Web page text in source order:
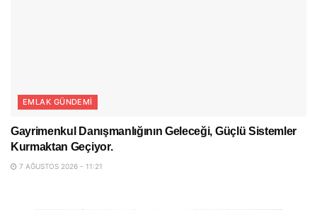
EMLAK GÜNDEMI
Gayrimenkul Danışmanlığının Geleceği, Güçlü Sistemler
Kurmaktan Geçiyor.
7 AĞUSTOS 2026 - 11:21